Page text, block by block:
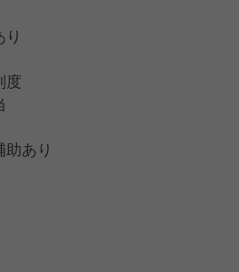
度
あり